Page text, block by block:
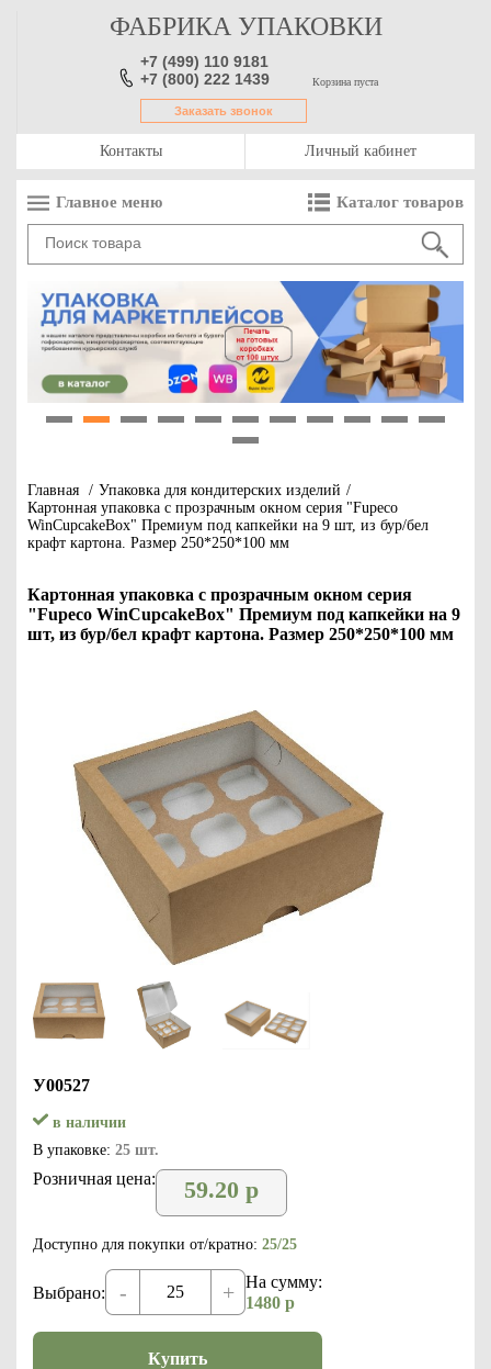
ФАБРИКА УПАКОВКИ
+7 (499) 110 9181
+7 (800) 222 1439
Заказать звонок
Корзина пуста
Контакты Личный кабинет
Главное меню Каталог товаров
Главная / Упаковка для кондитерских изделий /
Картонная упаковка с прозрачным окном серия "Fupeco
WinCupcakeBox" Премиум под капкейки на 9 шт, из бур/бел
крафт картона. Размер 250*250*100 мм
Картонная упаковка с прозрачным окном серия
"Fupeco WinCupcakeBox" Премиум под капкейки на 9
шт, из бур/бел крафт картона. Размер 250*250*100 мм
У00527
в наличии
В упаковке: 25 шт.
Розничная цена: 59.20 р
Доступно для покупки от/кратно: 25/25
Выбрано: - +
На сумму:
1480 р
Купить